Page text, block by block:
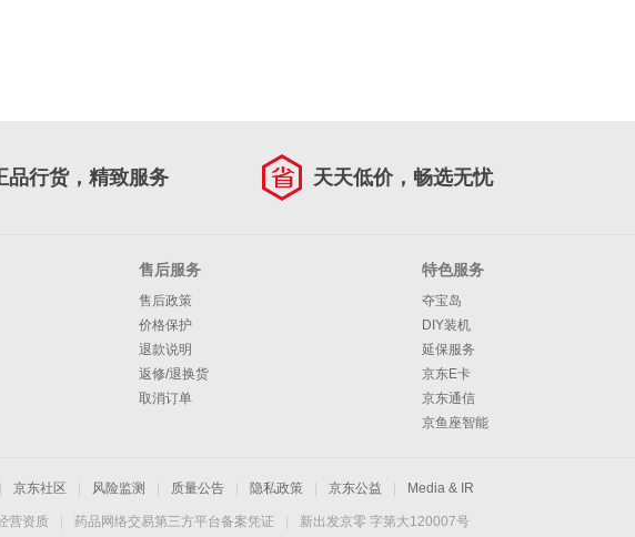
品行货，精致服务 天天低价，畅选无忧
售后服务
售后政策
价格保护
退款说明
返修/退换货
取消订单
特色服务
夺宝岛
DIY装机
延保服务
京东E卡
京东通信
京鱼座智能
京东社区 风险监测 质量公告 隐私政策 京东公益 Media & IR
营资质 药品网络交易第三方平台备案凭证 新出发京零 字第大120007号